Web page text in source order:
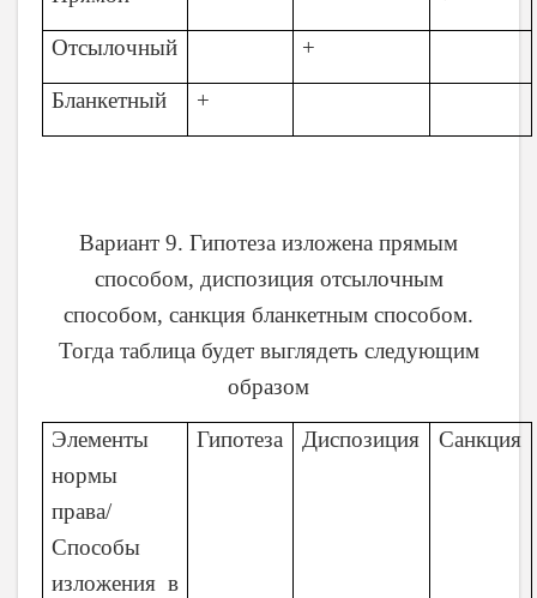
Отсылочный +
Бланкетный +
Вариант 9. Гипотеза изложена прямым
способом, диспозиция отсылочным
способом, санкция бланкетным способом.
Тогда таблица будет выглядеть следующим
образом
Элементы
нормы
права/
Способы
изложения в
Гипотеза Диспозиция Санкция